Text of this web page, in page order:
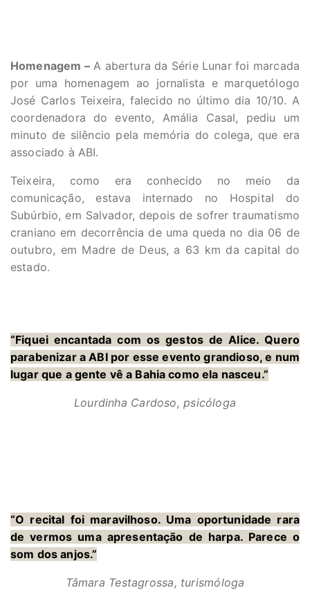
Homenagem –A abertura da Série Lunar foi marcada
por uma homenagem ao jornalista e marquetólogo
José Carlos Teixeira, falecido no último dia 10/10. A
coordenadora do evento, Amália Casal, pediu um
minuto de silêncio pela memória do colega, que era
associado à ABI.
Teixeira, como era conhecido no meio da
comunicação, estava internado no Hospital do
Subúrbio, em Salvador, depois de sofrer traumatismo
craniano em decorrência de uma queda no dia 06 de
outubro, em Madre de Deus, a 63 km da capital do
estado.
“Fiquei encantada com os gestos de Alice. Quero
parabenizar a ABI por esse evento grandioso, e num
lugar que a gente vê a Bahia como ela nasceu.”
Lourdinha Cardoso, psicóloga
“O recital foi maravilhoso. Uma oportunidade rara
de vermos uma apresentação de harpa. Parece o
som dos anjos.”
Tâmara Testagrossa, turismóloga